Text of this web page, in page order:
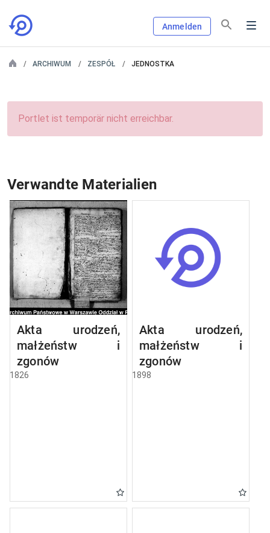
Anmelden
ARCHIWUM ZESPÓŁ JEDNOSTKA
Portlet ist temporär nicht erreichbar.
Verwandte Materialien
Akta urodzeń,
małżeństw i
zgonów
1826
Akta urodzeń,
małżeństw i
zgonów
1898